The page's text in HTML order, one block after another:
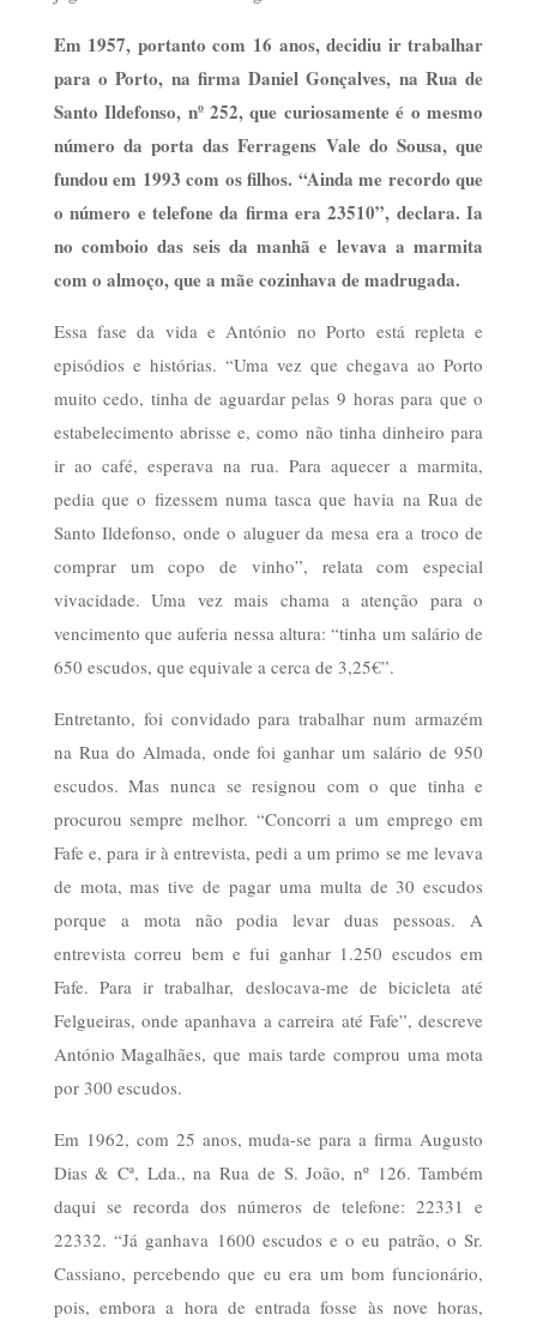
Em 1957, portanto com 16 anos, decidiu ir trabalhar
para o Porto, na firma Daniel Gonçalves, na Rua de
Santo Ildefonso, nº 252, que curiosamente é o mesmo
número da porta das Ferragens Vale do Sousa, que
fundou em 1993 com os filhos. “Ainda me recordo que
o número e telefone da firma era 23510”, declara. Ia
no comboio das seis da manhã e levava a marmita
com o almoço, que a mãe cozinhava de madrugada.
Essa fase da vida e António no Porto está repleta e
episódios e histórias. “Uma vez que chegava ao Porto
muito cedo, tinha de aguardar pelas 9 horas para que o
estabelecimento abrisse e, como não tinha dinheiro para
ir ao café, esperava na rua. Para aquecer a marmita,
pedia que o fizessem numa tasca que havia na Rua de
Santo Ildefonso, onde o aluguer da mesa era a troco de
comprar um copo de vinho”, relata com especial
vivacidade. Uma vez mais chama a atenção para o
vencimento que auferia nessa altura: “tinha um salário de
650 escudos, que equivale a cerca de 3,25€”.
Entretanto, foi convidado para trabalhar num armazém
na Rua do Almada, onde foi ganhar um salário de 950
escudos. Mas nunca se resignou com o que tinha e
procurou sempre melhor. “Concorri a um emprego em
Fafe e, para ir à entrevista, pedi a um primo se me levava
de mota, mas tive de pagar uma multa de 30 escudos
porque a mota não podia levar duas pessoas. A
entrevista correu bem e fui ganhar 1.250 escudos em
Fafe. Para ir trabalhar, deslocava-me de bicicleta até
Felgueiras, onde apanhava a carreira até Fafe”, descreve
António Magalhães, que mais tarde comprou uma mota
por 300 escudos.
Em 1962, com 25 anos, muda-se para a firma Augusto
Dias & Cª, Lda., na Rua de S. João, nº 126. Também
daqui se recorda dos números de telefone: 22331 e
22332. “Já ganhava 1600 escudos e o eu patrão, o Sr.
Cassiano, percebendo que eu era um bom funcionário,
pois, embora a hora de entrada fosse às nove horas,